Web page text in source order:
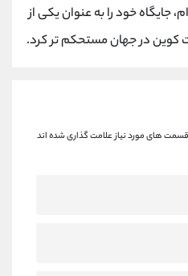
جایگاه خود را به عنوان یکی از
کوین در جهان مستحکم تر کرد.
قسمت های مورد نیاز علامت گذاری شده اند